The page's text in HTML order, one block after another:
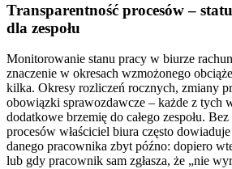
Transparentność procesów –
dla zespołu
Monitorowanie stanu pracy w biurze
znaczenie w okresach wzmożonego
kilka. Okresy rozliczeń rocznych, zmiany
obowiązki sprawozdawcze – każde z tych
dodatkowe brzemię do całego zespołu.
procesów właściciel biura często
danego pracownika zbyt późno: dopiero
lub gdy pracownik sam zgłasza, że „nie